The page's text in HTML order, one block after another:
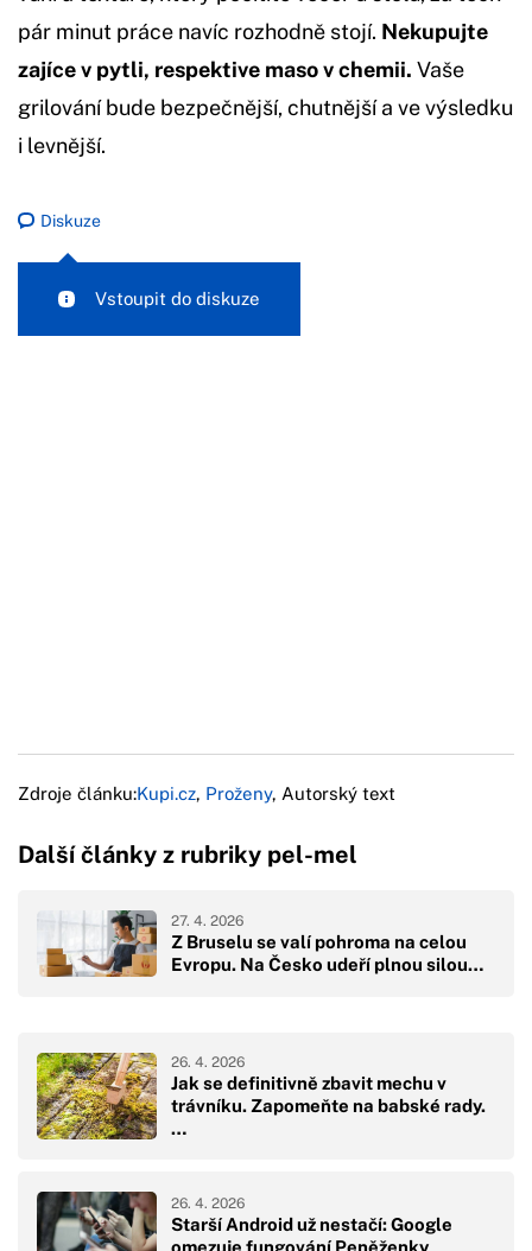
pár minut práce navíc rozhodně stojí. Nekupujte
zajíce v pytli, respektive maso v chemii. Vaše
grilování bude bezpečnější, chutnější a ve výsledku
i levnější.
Diskuze
Vstoupit do diskuze
Zdroje článku:Kupi.cz, Proženy, Autorský text
Další články z rubriky pel-mel
Z Bruselu se valí pohroma na celou
Evropu. Na Česko udeří plnou silou…
27. 4. 2026
Jak se definitivně zbavit mechu v
trávníku. Zapomeňte na babské rady.
…
26. 4. 2026
Starší Android už nestačí: Google
omezuje fungování Peněženky
26. 4. 2026